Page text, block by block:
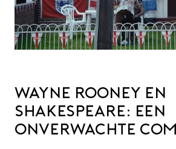
Wayne Rooney en
Shakespeare: Een
Onverwachte